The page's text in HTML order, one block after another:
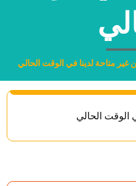
متاحة لدينا في الوقت الحالي
الوقت الحالي